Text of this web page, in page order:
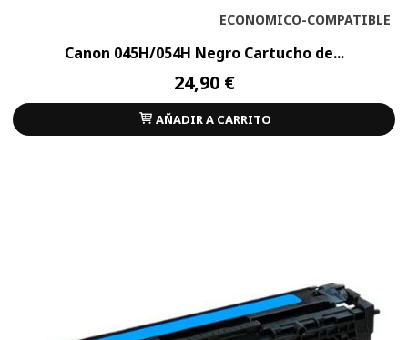
ECONOMICO-COMPATIBLE
Canon 045H/054H Negro Cartucho de...
24,90 €
AÑADIR A CARRITO